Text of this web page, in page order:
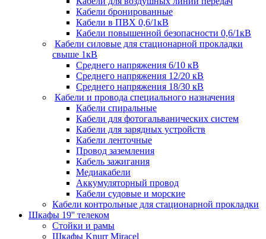
Кабели бронированные
Кабели в ПВХ 0,6/1кВ
Кабели повышенной безопасности 0,6/1кВ
Кабели силовые для стационарной прокладки
свыше 1кВ
Среднего напряжения 6/10 кВ
Среднего напряжения 12/20 кВ
Среднего напряжения 18/30 кВ
Кабели и провода специального назначения
Кабели спиральные
Кабели для фотогальванических систем
Кабели для зарядных устройств
Кабели ленточные
Провод заземления
Кабель зажигания
Медиакабели
Аккумуляторный провод
Кабели судовые и морские
Кабели контрольные для стационарной прокладки
Шкафы 19'' телеком
Стойки и рамы
Шкафы Knurr Miracel